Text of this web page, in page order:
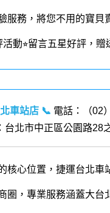
服務，將您不用的寶貝
活動⭐︎留言五星好評，
車站店 📞 電話：（02
台北市中正區公園路28
核心位置，捷運台北
圈，專業服務涵蓋大台